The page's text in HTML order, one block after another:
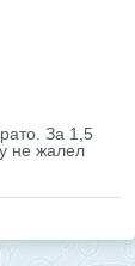
За 1,5
не жалел